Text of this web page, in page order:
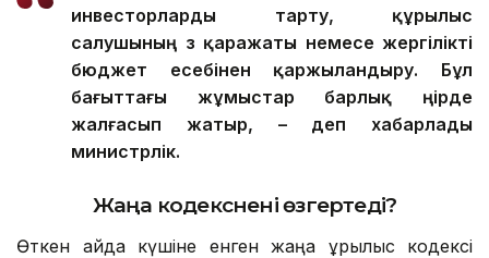
инвесторларды тарту, құрылыс
салушының өз қаражаты немесе жергілікті
бюджет есебінен қаржыландыру. Бұл
бағыттағы жұмыстар барлық өңірде
жалғасып жатыр, – деп хабарлады
министрлік.
Жаңа кодекснені өзгертеді?
Өткен айда күшіне енген жаңа Құрылыс кодексі